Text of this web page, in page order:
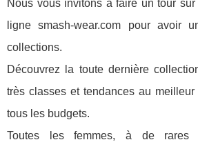
Nous vous invitons à faire un tour
ligne smash-wear.com pour avoir
collections.
Découvrez la toute dernière
très classes et tendances au
tous les budgets.
Toutes les femmes, à de rares